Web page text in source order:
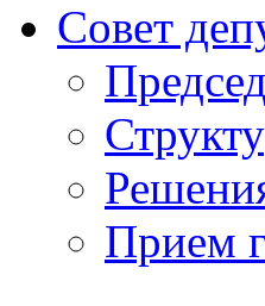
Совет
Прием